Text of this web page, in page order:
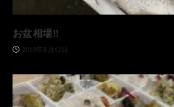
お盆相場‼️
2019年8月12日